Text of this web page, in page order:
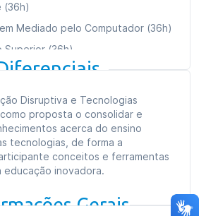
(36h)
Mediado pelo Computador (36h)
Superior (36h)
e Aprendizagem (36h)
de Aprendizagem e Design
360h
Disruptiva e Tecnologias
proposta o consolidar e
acerca do ensino
tecnologias, de forma a
conceitos e ferramentas
educação inovadora.
Gerais